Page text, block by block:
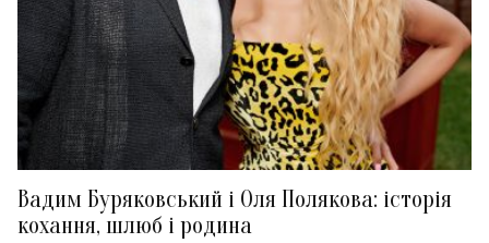
Вадим Буряковський і Оля Полякова: історія
кохання, шлюб і родина